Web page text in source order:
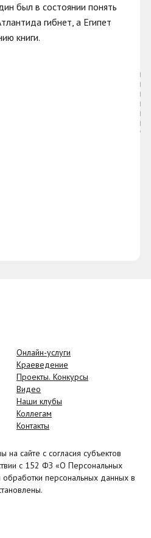
был в состоянии понять
гибнет, а Египет
книги.
Онлайн-услуги
Краеведение
Проекты. Конкурсы
Видео
Наши клубы
Коллегам
Контакты
сайте с согласия субъектов
с 152 ФЗ «О Персональных
персональных данных в